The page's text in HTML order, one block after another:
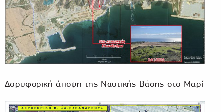
Δορυφορική άποψη της Ναυτικής Βάσης στο Μαρί